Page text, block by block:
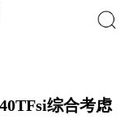
综合考虑